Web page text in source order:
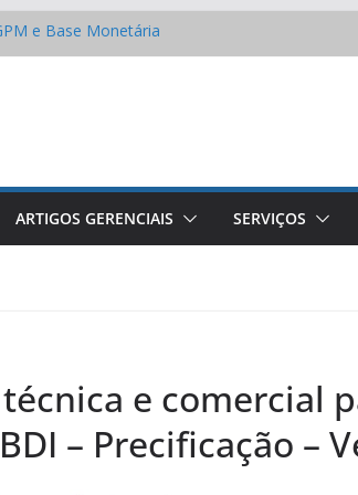
e Base Monetária
o custo do seu projeto?
na conta de água
em empresas de
ARTIGOS GERENCIAIS SERVIÇOS
e comercial
– Precificação –